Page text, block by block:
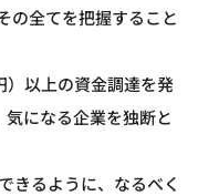
の全てを把握すること
以上の資金調達を発
になる企業を独断と
きるように、なるべく